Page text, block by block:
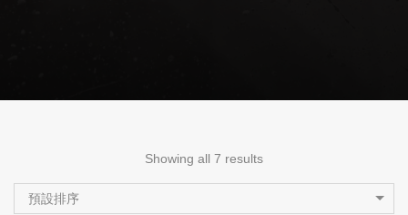
Showing all 7 results
預設排序